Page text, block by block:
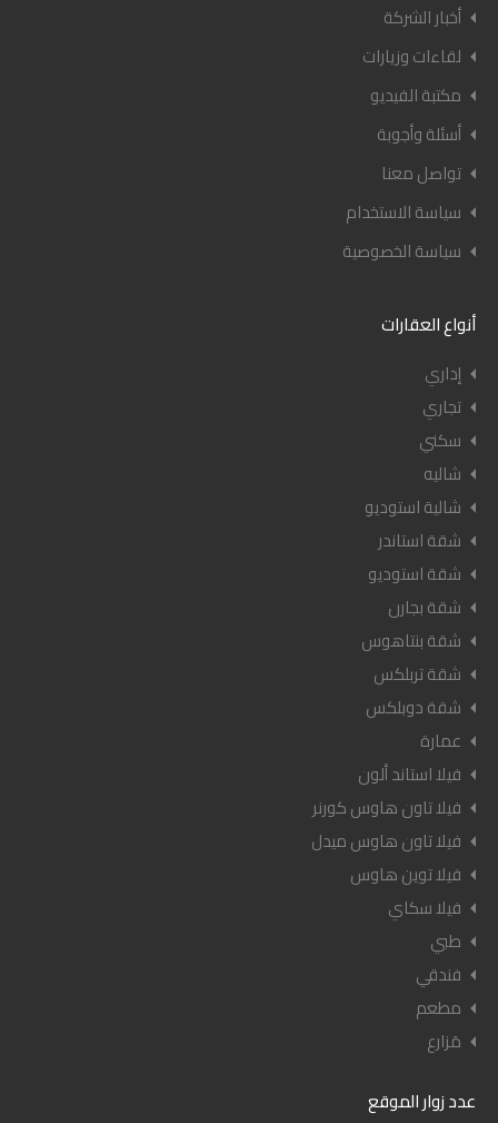
أخبار الشركة
لقاءات وزيارات
مكتبة الفيديو
أسئلة وأجوبة
تواصل معنا
سياسة الاستخدام
سياسة الخصوصية
أنواع العقارات
إداري
تجاري
سكني
شاليه
شالية استوديو
شقة استاندر
شقة استوديو
شقة بجارن
شقة بنتاهوس
شقة تربلكس
شقة دوبلكس
عمارة
فيلا استاند ألون
فيلا تاون هاوس كورنر
فيلا تاون هاوس ميدل
فيلا توين هاوس
فيلا سكاي
طبي
فندقي
مطعم
مَزارع
عدد زوار الموقع